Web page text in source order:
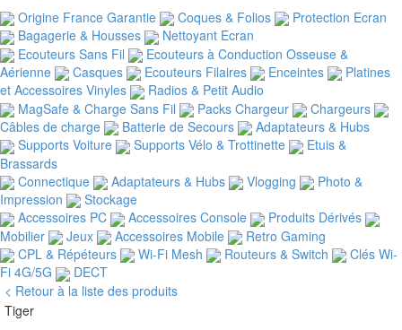
Origine France Garantie
Coques & Folios
Protection Ecran
Bagagerie & Housses
Nettoyant Ecran
Ecouteurs Sans Fil
Ecouteurs à Conduction Osseuse &
Aérienne
Casques Ecouteurs Filaires Enceintes
Platines
et Accessoires Vinyles
Radios & Petit Audio
MagSafe & Charge Sans Fil
Packs Chargeur
Chargeurs
Câbles de charge
Batterie de Secours
Adaptateurs & Hubs
Supports Voiture
Supports Vélo & Trottinette
Etuis &
Brassards
Connectique
Adaptateurs & Hubs Vlogging
Photo &
Impression
Stockage
Accessoires PC
Accessoires Console
Produits Dérivés
Mobilier
Jeux Accessoires Mobile
Retro Gaming
CPL & Répéteurs
Wi-Fi Mesh Routeurs & Switch
Clés Wi-
Fi 4G/5G
DECT
< Retour à la liste des produits
Tiger